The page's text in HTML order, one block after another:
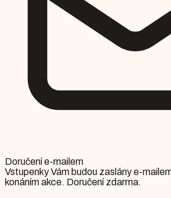
Doručení e-mailem
Vstupenky Vám budou zaslány e-
konáním akce. Doručení zdarma.